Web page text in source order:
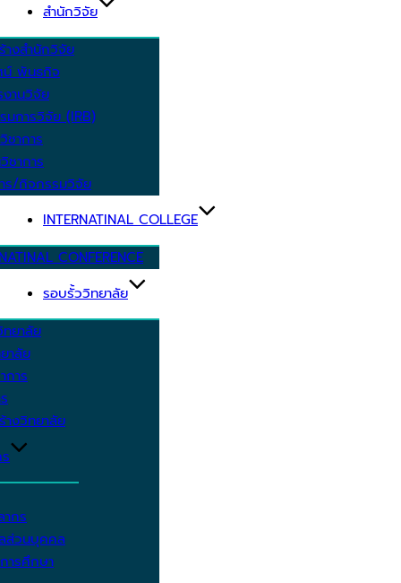
สำนักวิจัย
างสำนักวิจัย
น์ พันธกิจ
งานวิจัย
มการวิจัย (IRB)
ชาการ
ชาการ
ร/กิจกรรมวิจัย
INTERNATINAL COLLEGE
CONFERENCE
รอบรั้ววิทยาลัย
ทยาลัย
าลัย
การ
างวิทยาลัย
กร
ส่วนบุคคล
ารศึกษา